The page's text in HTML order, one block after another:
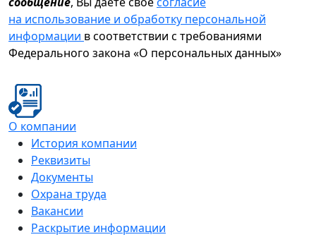
на использование и обработку персональной
информации в соответствии с требованиями
Федерального закона «О персональных данных»
О компании
История компании
Реквизиты
Документы
Охрана труда
Вакансии
Раскрытие информации